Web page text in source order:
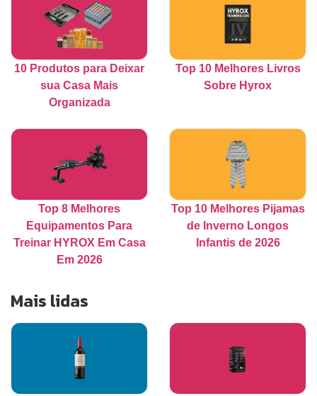
10 Produtos para Deixar
sua Casa Mais
Organizada
Top 10 Melhores Livros
Sobre Hyrox
Top 8 Melhores
Equipamentos Para
Treinar HYROX Em Casa
Em 2026
Top 10 Melhores Pijamas
de Inverno Longos
Infantis de 2026
Mais lidas